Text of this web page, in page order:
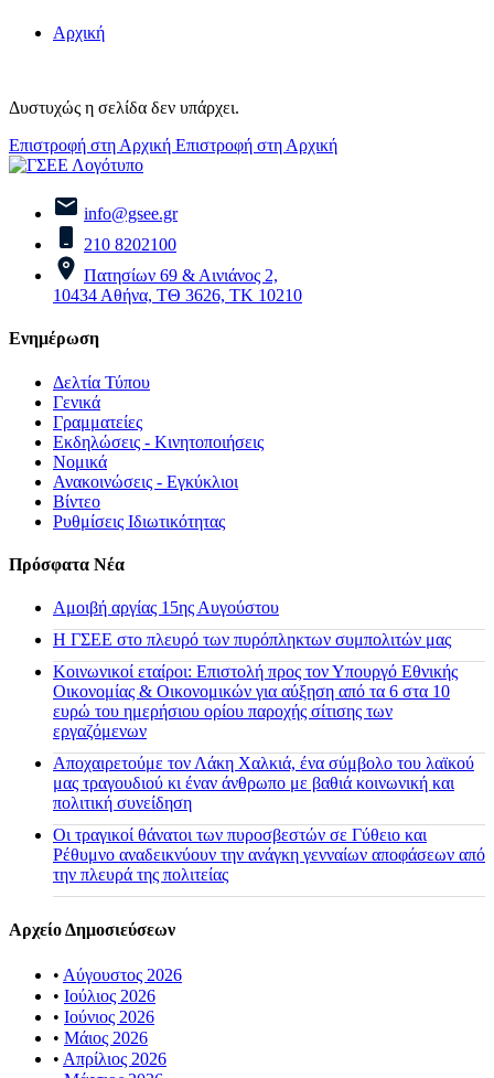
Αρχική
Δυστυχώς η σελίδα δεν υπάρχει.
Επιστροφή στη Αρχική Επιστροφή στη Αρχική
info@gsee.gr
210 8202100
Πατησίων 69 & Αινιάνος 2,
10434 Αθήνα, ΤΘ 3626, ΤΚ 10210
Ενημέρωση
Δελτία Τύπου
Γενικά
Γραμματείες
Εκδηλώσεις - Κινητοποιήσεις
Νομικά
Ανακοινώσεις - Εγκύκλιοι
Βίντεο
Ρυθμίσεις Ιδιωτικότητας
Πρόσφατα Νέα
Αμοιβή αργίας 15ης Αυγούστου
H ΓΣΕΕ στο πλευρό των πυρόπληκτων συμπολιτών μας
Κοινωνικοί εταίροι: Επιστολή προς τον Υπουργό Εθνικής
Οικονομίας & Οικονομικών για αύξηση από τα 6 στα 10
ευρώ του ημερήσιου ορίου παροχής σίτισης των
εργαζόμενων
Αποχαιρετούμε τον Λάκη Χαλκιά, ένα σύμβολο του λαϊκού
μας τραγουδιού κι έναν άνθρωπο με βαθιά κοινωνική και
πολιτική συνείδηση
Οι τραγικοί θάνατοι των πυροσβεστών σε Γύθειο και
Ρέθυμνο αναδεικνύουν την ανάγκη γενναίων αποφάσεων από
την πλευρά της πολιτείας
Αρχείο Δημοσιεύσεων
• Αύγουστος 2026
• Ιούλιος 2026
• Ιούνιος 2026
• Μάιος 2026
• Απρίλιος 2026